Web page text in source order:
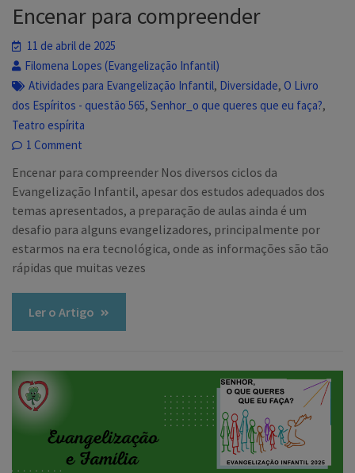
Encenar para compreender
11 de abril de 2025
Filomena Lopes (Evangelização Infantil)
Atividades para Evangelização Infantil, Diversidade,O Livro
dos Espíritos - questão 565,Senhor_o que queres que eu faça?,
Teatro espírita
1 Comment
Encenar para compreender Nos diversos ciclos da
Evangelização Infantil, apesar dos estudos adequados dos
temas apresentados, a preparação de aulas ainda é um
desafio para alguns evangelizadores, principalmente por
estarmos na era tecnológica, onde as informações são tão
rápidas que muitas vezes
Ler o Artigo